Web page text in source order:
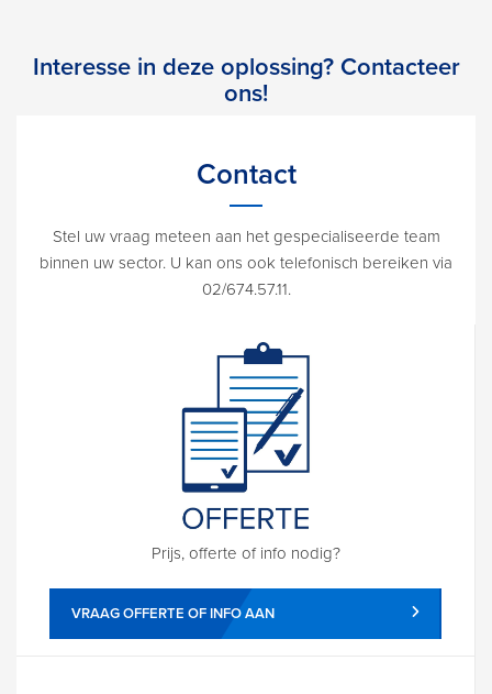
Interesse in deze oplossing? Contacteer
ons!
Contact
Stel uw vraag meteen aan het gespecialiseerde team
binnen uw sector. U kan ons ook telefonisch bereiken via
02/674.57.11.
Prijs, offerte of info nodig?
VRAAG OFFERTE OF INFO AAN